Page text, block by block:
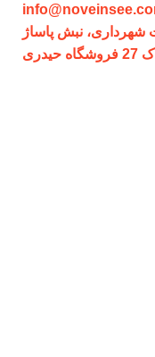
شهرداری، نبش پاساژ